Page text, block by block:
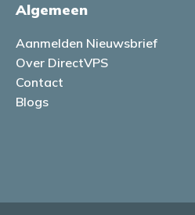
Algemeen
Aanmelden Nieuwsbrief
Over DirectVPS
Contact
Blogs